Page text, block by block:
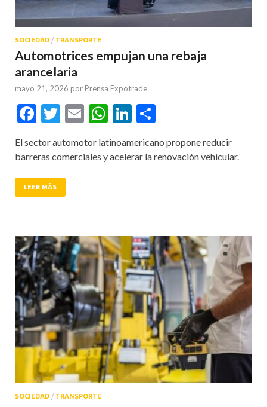
SOCIEDAD / TRANSPORTE
Automotrices empujan una rebaja
arancelaria
mayo 21, 2026 por Prensa Expotrade
Facebook
Twitter
EmailWhatsApp
LinkedIn
El sector automotor latinoamericano propone reducir
barreras comerciales y acelerar la renovación vehicular.
LEER MÁS
SOCIEDAD / TRANSPORTE